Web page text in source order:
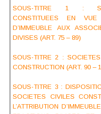
SOUS-TITRE 1 :
CONSTITUEES EN VUE
D’IMMEUBLE AUX
DIVISES (ART. 75 – 89)
SOUS-TITRE 2 :
CONSTRUCTION (ART. 90 –
SOUS-TITRE 3 :
SOCIETES CIVILES
L’ATTRIBUTION